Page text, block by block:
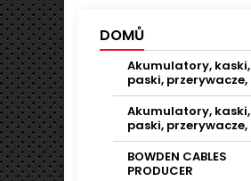
DOMŮ
Akumulatory, kaski,
paski, przerywacze,
Akumulatory, kaski,
paski, przerywacze,
BOWDEN CABLES
PRODUCER